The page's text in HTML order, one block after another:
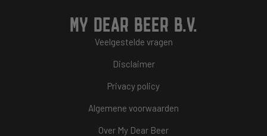
MY DEAR BEER B.V.
Veelgestelde vragen
Disclaimer
Privacy policy
Algemene voorwaarden
Over My Dear Beer